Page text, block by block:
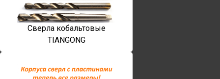
Сверла кобальтовые
TIANGONG